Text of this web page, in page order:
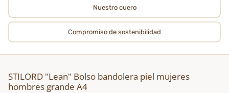
Nuestro cuero
Compromiso de sostenibilidad
STILORD "Lean" Bolso bandolera piel mujeres
hombres grande A4